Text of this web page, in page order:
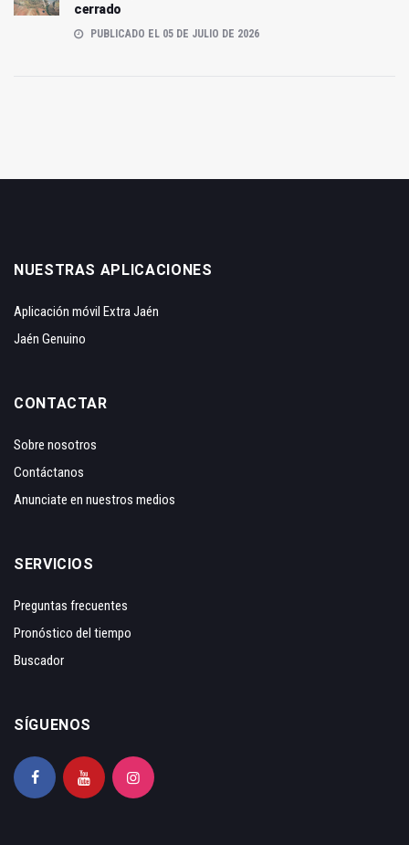
cerrado
PUBLICADO EL 05 DE JULIO DE 2026
NUESTRAS APLICACIONES
Aplicación móvil Extra Jaén
Jaén Genuino
CONTACTAR
Sobre nosotros
Contáctanos
Anunciate en nuestros medios
SERVICIOS
Preguntas frecuentes
Pronóstico del tiempo
Buscador
SÍGUENOS